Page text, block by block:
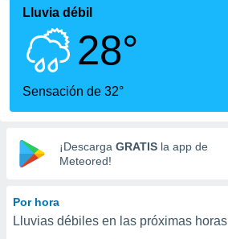
ha
para
que se
calidad.
a este
las
y
digital
basada
Lluvia débil
28°
Sensación de 32°
¡Descarga GRATIS la app de
Meteored!
Por hora
Lluvias débiles en las próximas horas